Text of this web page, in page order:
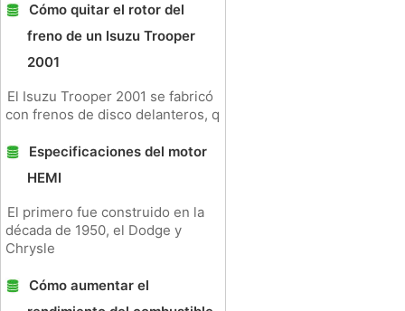
Cómo quitar el rotor del
freno de un Isuzu Trooper
2001
El Isuzu Trooper 2001 se fabricó
con frenos de disco delanteros, q
Especificaciones del motor
HEMI
El primero fue construido en la
década de 1950, el Dodge y
Chrysle
Cómo aumentar el